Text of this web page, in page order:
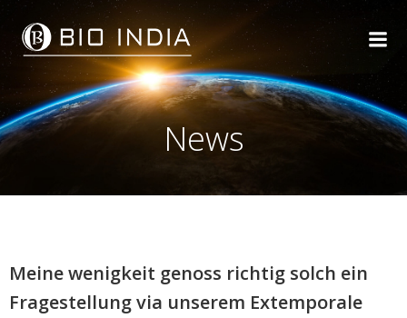
Skip
to
content
News
Meine wenigkeit genoss richtig solch ein
Fragestellung via unserem Extemporale